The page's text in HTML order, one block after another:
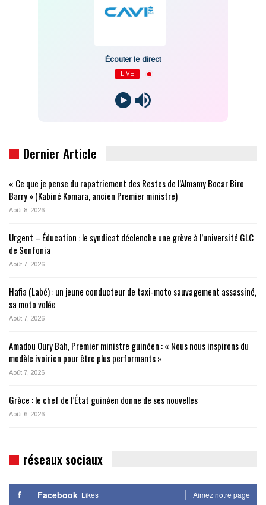
Écouter le direct
LIVE
Dernier Article
« Ce que je pense du rapatriement des Restes de l’Almamy Bocar Biro
Barry » (Kabiné Komara, ancien Premier ministre)
Août 8, 2026
Urgent – Éducation : le syndicat déclenche une grève à l’université GLC
de Sonfonia
Août 7, 2026
Hafia (Labé) : un jeune conducteur de taxi-moto sauvagement assassiné,
sa moto volée
Août 7, 2026
Amadou Oury Bah, Premier ministre guinéen : « Nous nous inspirons du
modèle ivoirien pour être plus performants »
Août 7, 2026
Grèce : le chef de l’État guinéen donne de ses nouvelles
Août 6, 2026
réseaux sociaux
Facebook Likes Aimez notre page